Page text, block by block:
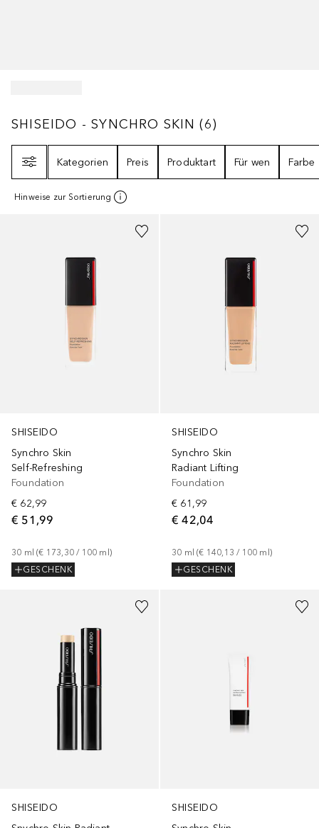
SHISEIDO - SYNCHRO SKIN6
SHISEIDO - SYNCHRO SKIN (6)
Kategorien
Preis Produktart Für wen Farbe
Hinweise zur Sortierung
SHISEIDO
Synchro Skin
Self-Refreshing
Foundation
€ 62,99
€ 51,99
30 ml (€ 173,30 / 100 ml )
GESCHENK
+27
SHISEIDO
Synchro Skin
Radiant Lifting
Foundation
€ 61,99
€ 42,04
30 ml (€ 140,13 / 100 ml )
GESCHENK
SHISEIDO
+13
SHISEIDO